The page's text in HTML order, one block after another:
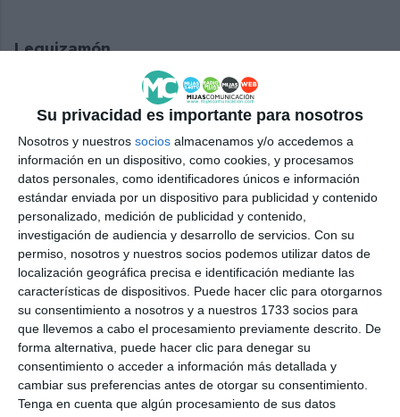
Su privacidad es importante para nosotros
Nosotros y nuestros socios almacenamos y/o accedemos a
información en un dispositivo, como cookies, y procesamos
datos personales, como identificadores únicos e información
estándar enviada por un dispositivo para publicidad y contenido
personalizado, medición de publicidad y contenido,
investigación de audiencia y desarrollo de servicios. Con su
permiso, nosotros y nuestros socios podemos utilizar datos de
localización geográfica precisa e identificación mediante las
características de dispositivos. Puede hacer clic para otorgarnos
su consentimiento a nosotros y a nuestros 1733 socios para
que llevemos a cabo el procesamiento previamente descrito. De
forma alternativa, puede hacer clic para denegar su
consentimiento o acceder a información más detallada y
cambiar sus preferencias antes de otorgar su consentimiento.
Tenga en cuenta que algún procesamiento de sus datos
Leguizamón
Por su parte, Sara Leguizamón presenta una
colección de obras elaboradas mediante la técnica
del vidrio fusión, utilizando principalmente botellas
y otros elementos reciclados que son
transformados en piezas decorativas y artísticas.
Su propuesta pone el foco en la reutilización de
materiales y en la sostenibilidad a través de la
creación artística.
La artesana ha señalado que muchas de sus obras
nacen de elementos cotidianos destinados al
desecho, demostrando que pueden adquirir una
nueva vida mediante el trabajo artesanal. "La idea